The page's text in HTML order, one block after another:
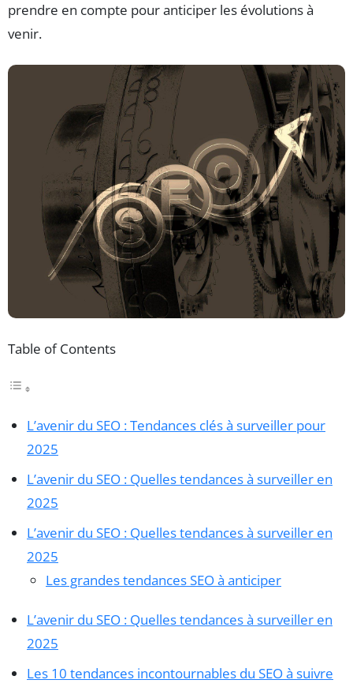
prendre en compte pour anticiper les évolutions à
venir.
Table of Contents
L’avenir du SEO : Tendances clés à surveiller pour
2025
L’avenir du SEO : Quelles tendances à surveiller en
2025
L’avenir du SEO : Quelles tendances à surveiller en
2025
Les grandes tendances SEO à anticiper
L’avenir du SEO : Quelles tendances à surveiller en
2025
Les 10 tendances incontournables du SEO à suivre